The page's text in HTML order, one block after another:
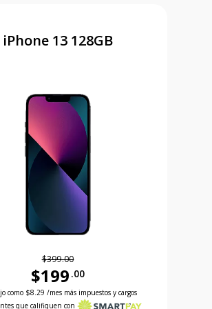
precio es 99 dollars and 99 cents
iPhone 13 128GB
$399.00
$199 .00
precio era 399 dollars and 00 cents
como $8.29 /mes más impuestos y cargos
que califiquen con